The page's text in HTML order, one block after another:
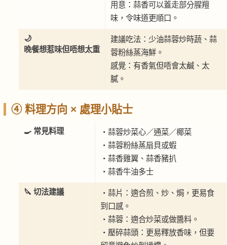
用意：蒜香可以蓋走部分腥羶
味，令味道更順口。
🌙
晚餐想惹味但唔想太重
建議吃法：少油蒜蓉炒時蔬、蒜
蓉粉絲蒸海鮮。
感覺：有香氣但唔會太鹹、太
膩。
④ 料理方向 × 處理小貼士
🍳 常見料理
・蒜蓉炒菜心／通菜／椰菜
・蒜蓉粉絲蒸扇貝或蝦
・蒜香雞翼、蒜香豬扒
・蒜香牛油多士
🔪 切法建議
・蒜片：適合煎、炒、焗，更易食
到口感。
・蒜蓉：適合炒菜或做醬料。
・壓碎蒜頭：更易釋放香味，但要